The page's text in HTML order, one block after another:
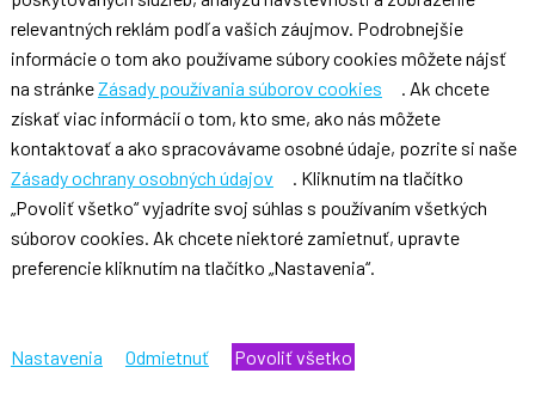
relevantných reklám podľa vašich záujmov. Podrobnejšie
informácie o tom ako používame súbory cookies môžete nájsť
na stránkeZásady používania súborov cookies
. Ak chcete
získať viac informácií o tom, kto sme, ako nás môžete
kontaktovať a ako spracovávame osobné údaje, pozrite si naše
Zásady ochrany osobných údajov
. Kliknutím na tlačítko
„Povoliť všetko“ vyjadríte svoj súhlas s používaním všetkých
súborov cookies. Ak chcete niektoré zamietnuť, upravte
preferencie kliknutím na tlačítko „Nastavenia“.
Nastavenia Odmietnuť Povoliť všetko